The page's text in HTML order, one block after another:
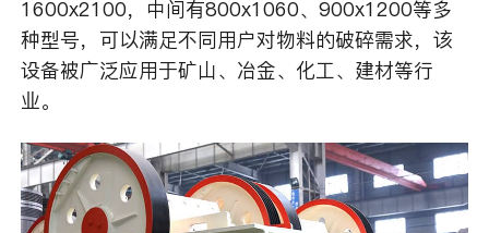
1600x2100，中间有800x1060、900x1200等多
种型号，可以满足不同用户对物料的破碎需求，该
设备被广泛应用于矿山、冶金、化工、建材等行
业。